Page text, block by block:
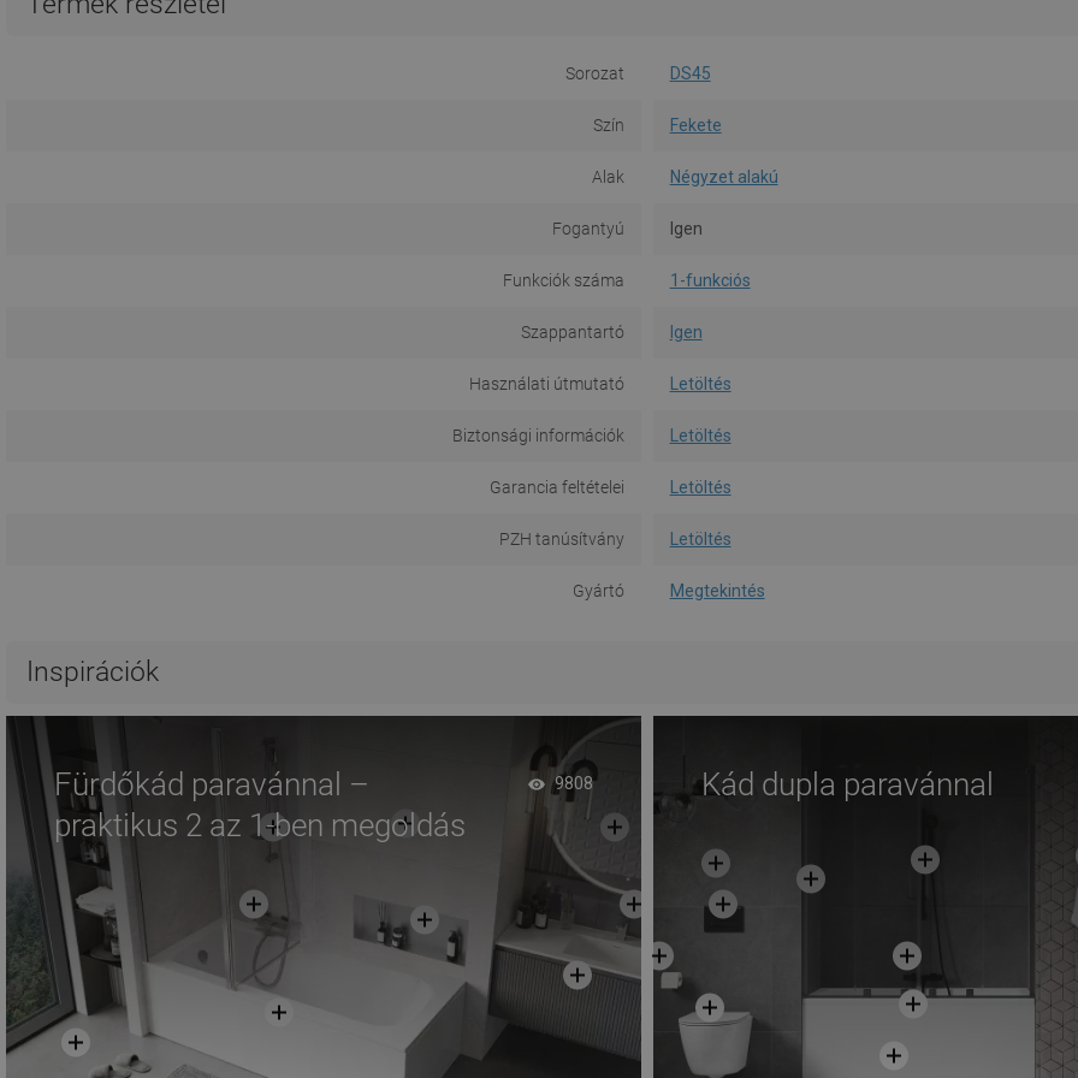
Sorozat DS45
Szín Fekete
Alak Négyzet alakú
Fogantyú Igen
Funkciók száma 1-funkciós
Szappantartó Igen
Használati útmutató Letöltés
Biztonsági információk Letöltés
Garancia feltételei Letöltés
PZH tanúsítvány Letöltés
Gyártó Megtekintés
Inspirációk
Fürdőkád paravánnal –
praktikus 2 az 1-ben megoldás
9808 Kád dupla paravánnal